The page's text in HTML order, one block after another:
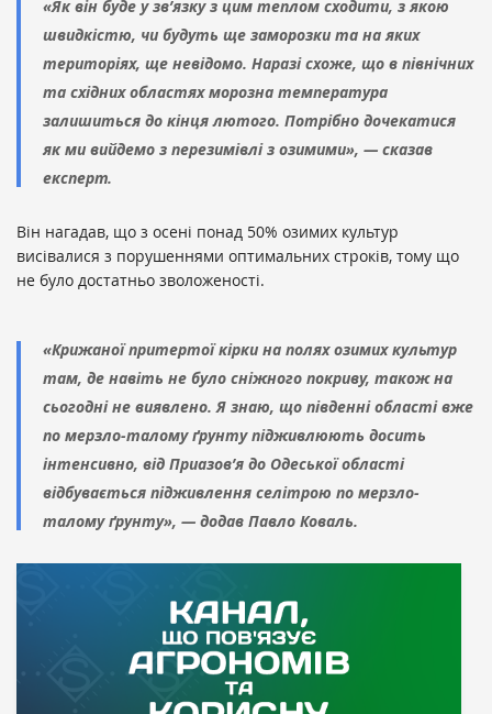
«Як він буде у зв’язку з цим теплом сходити, з якою
швидкістю, чи будуть ще заморозки та на яких
територіях, ще невідомо. Наразі схоже, що в північних
та східних областях морозна температура
залишиться до кінця лютого. Потрібно дочекатися
як ми вийдемо з перезимівлі з озимими», — сказав
експерт.
Він нагадав, що з осені понад 50% озимих культур
висівалися з порушеннями оптимальних строків, тому що
не було достатньо зволоженості.
«Крижаної притертої кірки на полях озимих культур
там, де навіть не було сніжного покриву, також на
сьогодні не виявлено. Я знаю, що південні області вже
по мерзло-талому ґрунту підживлюють досить
інтенсивно, від Приазов’я до Одеської області
відбувається підживлення селітрою по мерзло-
талому ґрунту», — додав Павло Коваль.